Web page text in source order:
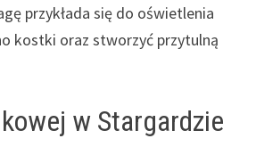
przykłada się do oświetlenia
kostki oraz stworzyć przytulną
w Stargardzie